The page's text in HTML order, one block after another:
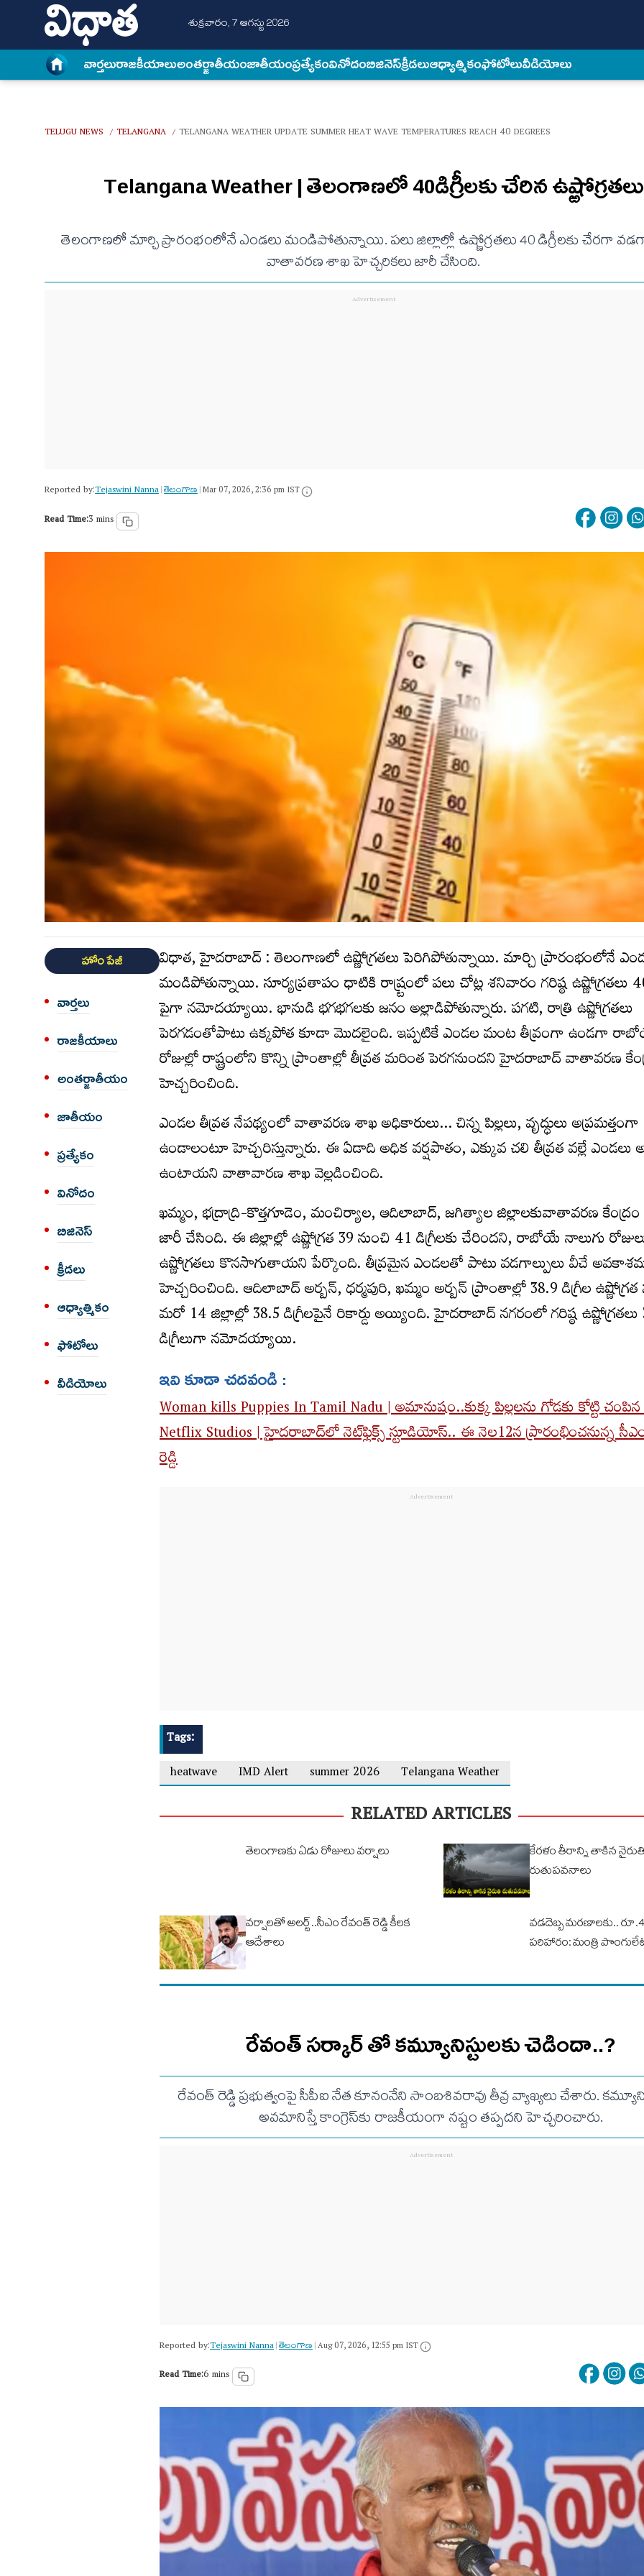
శుక్రవారం, 7 ఆగస్టు 2026
వార్త‌లురాజకీయాలుఅంత‌ర్జాతీయంజాతీయంప్రత్యేకంవినోదంబిజినెస్క్రీడలుఆధ్యాత్మికంఫోటోలువీడియోలు
TELUGU NEWS / TELANGANA / TELANGANA WEATHER UPDATE SUMMER HEAT WAVE TEMPERATURES REACH 40 DEGREES
Telangana Weather | తెలంగాణలో 40డిగ్రీలకు చేరిన ఉష్ఱోగ్రతలు
తెలంగాణలో మార్చి ప్రారంభంలోనే ఎండలు మండిపోతున్నాయి. పలు జిల్లాల్లో ఉష్ణోగ్రతలు 40 డిగ్రీలకు చేరగా
వాతావరణ శాఖ హెచ్చరికలు జారీ చేసింది.
Reported by:Tejaswini Nanna|తెలంగాణ‌|Mar 07, 2026, 2:36 pm IST
Read Time:3 mins
హోం పేజీ
వార్త‌లు
రాజకీయాలు
అంత‌ర్జాతీయం
జాతీయం
ప్రత్యేకం
వినోదం
బిజినెస్
క్రీడలు
ఆధ్యాత్మికం
ఫోటోలు
వీడియోలు
విధాత, హైదరాబాద్ : తెలంగాణలో ఉష్ణోగ్రతలు పెరిగిపోతున్నాయి. మార్చి ప్రారంభంలోనే
మండిపోతున్నాయి. సూర్యప్రతాపం ధాటికి రాష్ర్టంలో పలు చోట్ల శనివారం గరిష్ఠ ఉష్ణోగ్రతలు
పైగా నమోదయ్యాయి. భానుడి భగభగలకు జనం అల్లాడిపోతున్నారు. పగటి, రాత్రి ఉష్ణోగ్రతలు
పెరగడంతోపాటు ఉక్కపోత కూడా మొదలైంది. ఇప్పటికే ఎండల మంట తీవ్రంగా ఉండగా
రోజుల్లో రాష్ట్రంలోని కొన్ని ప్రాంతాల్లో తీవ్రత మరింత పెరగనుందని హైదరాబాద్‌ వాతావరణ
హెచ్చరించింది.
ఎండల తీవ్రత నేపథ్యంలో వాతావరణ శాఖ అధికారులు… చిన్న పిల్లలు, వృద్ధులు అప్రమత్తంగా
ఉండాలంటూ హెచ్చరిస్తున్నారు. ఈ ఏడాది అధిక వర్షపాతం, ఎక్కువ చలి తీవ్రత వల్లే
ఉంటాయని వాతావారణ శాఖ వెల్లడించింది.
ఖమ్మం, భద్రాద్రి-కొత్తగూడెం, మంచిర్యాల, ఆదిలాబాద్‌, జగిత్యాల జిల్లాలకువాతావరణ కేంద్రం
జారీ చేసింది. ఈ జిల్లాల్లో ఉష్ణోగ్రత 39 నుంచి 41 డిగ్రీలకు చేరిందని, రాబోయే నాలుగు
ఉష్ణోగ్రతలు కొనసాగుతాయని పేర్కొంది. తీవ్రమైన ఎండలతో పాటు వడగాల్పులు వీచే
హెచ్చరించింది. ఆదిలాబాద్‌ అర్బన్‌, ధర్మపురి, ఖమ్మం అర్బన్‌ ప్రాంతాల్లో 38.9 డిగ్రీల
మరో 14 జిల్లాల్లో 38.5 డిగ్రీలపైనే రికార్డు అయ్యింది. హైదరాబాద్‌ నగరంలో గరిష్ఠ ఉష్ణోగ్రతలు
డిగ్రీలుగా నమోదయ్యాయి.
ఇవి కూడా చదవండి :
Woman kills Puppies In Tamil Nadu | అమానుషం..కుక్క పిల్లలను గోడకు కోట్టి
Netflix Studios | హైదరాబాద్‌లో నెట్‌ఫ్లిక్స్ స్టూడియోస్.. ఈ నెల12న ప్రారంభించనున్న
రెడ్డి
Tags:
heatwave
IMD Alert summer 2026 Telangana Weather
RELATED ARTICLES
తెలంగాణకు ఏడు రోజులు వర్షాలు
కేరళం తీరాన్ని తాకిన నైరుతి
రుతుపవనాలు
వర్షాలతో అలర్ట్..సీఎం రేవంత్ రెడ్డి కీలక
ఆదేశాలు
వడదెబ్బ మరణాలకు..
పరిహారం: మంత్రి
రేవంత్ సర్కార్ తో కమ్యూనిస్టులకు చెడిందా..?
రేవంత్ రెడ్డి ప్రభుత్వంపై సీపీఐ నేత కూనంనేని సాంబశివరావు తీవ్ర వ్యాఖ్యలు చేశారు.
అవమానిస్తే కాంగ్రెస్‌కు రాజకీయంగా నష్టం తప్పదని హెచ్చరించారు.
Reported by:Tejaswini Nanna|తెలంగాణ‌|Aug 07, 2026, 12:55 pm IST
Read Time:6 mins